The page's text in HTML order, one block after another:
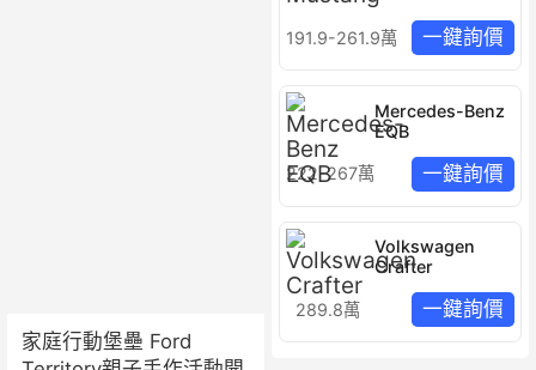
家庭行動堡壘 Ford
191.9-261.9萬 一鍵詢價
Mercedes-Benz
EQB
222-267萬 一鍵詢價
Volkswagen
Crafter
289.8萬 一鍵詢價